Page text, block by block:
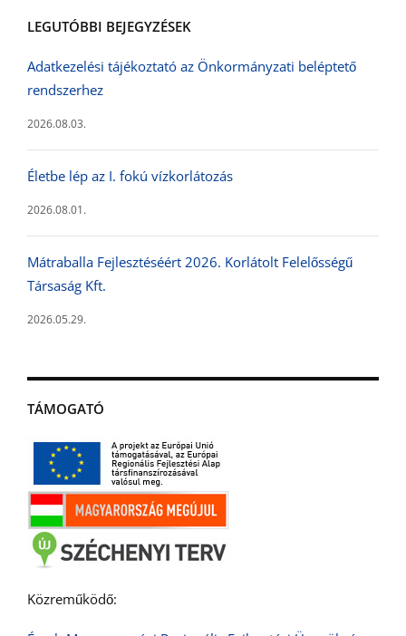
LEGUTÓBBI BEJEGYZÉSEK
Adatkezelési tájékoztató az Önkormányzati beléptető
rendszerhez
2026.08.03.
Életbe lép az I. fokú vízkorlátozás
2026.08.01.
Mátraballa Fejlesztéséért 2026. Korlátolt Felelősségű
Társaság Kft.
2026.05.29.
TÁMOGATÓ
Közreműködő: